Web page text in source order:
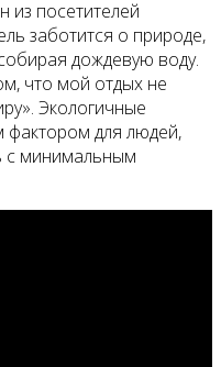
из посетителей
заботится о природе,
дождевую воду.
что мой отдых не
Экологичные
фактором для людей,
с минимальным